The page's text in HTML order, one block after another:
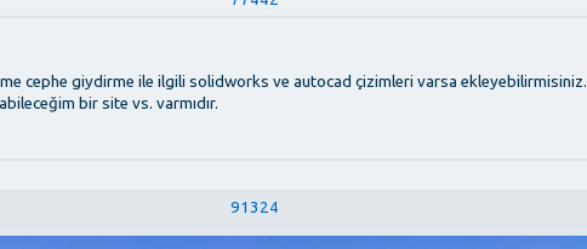
cephe giydirme ile ilgili solidworks ve autocad çizimleri varsa ekleyebilirmisiniz.
bir site vs. varmıdır.
91324